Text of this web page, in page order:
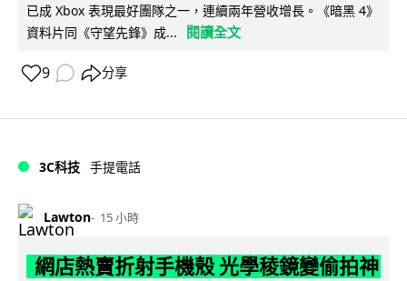
已成 Xbox 表現最好團隊之一，連續兩年營收增長。《暗黑 4》
資料片同《守望先鋒》成...
閱讀全文
9 分享
3C科技 手提電話
Lawton 15 小時
網店熱賣折射手機殼 光學稜鏡變偷拍神